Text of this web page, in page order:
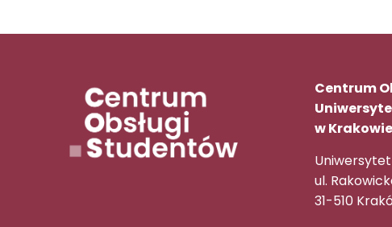
Centrum
w Krakowie
ul.
31-510